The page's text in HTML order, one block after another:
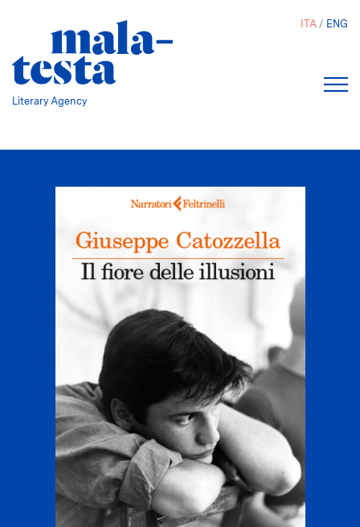
Literary Agency
ITA ENG